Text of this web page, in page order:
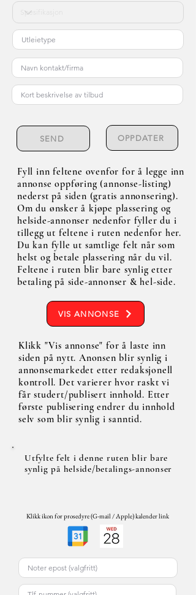
SEND OPPDATER
Fyll inn feltene ovenfor for å legge inn
annonse oppføring (annonse-listing)
nederst på siden (gratis annonsering).
Om du ønsker å kjøpe plassering og
helside-annonser nedenfor fyller du i
tillegg ut feltene i ruten nedenfor her.
Du kan fylle ut samtlige felt når som
helst og betale plassering når du vil.
Feltene i ruten blir bare synlig etter
betaling på side-annonser & hel-side.
VIS ANNONSE
Klikk "Vis annonse" for å laste inn
siden på nytt. Anonsen blir synlig i
annonsemarkedet etter redaksjonell
kontroll. Det varierer hvor raskt vi
får studert/publisert innhold. Etter
første publisering endrer du innhold
selv som blir synlig i sanntid.
Utfylte felt i denne ruten blir bare
synlig på helside/betalings-annonser
Klikk ikon for prosedyre (G-mail / Apple) kalender link